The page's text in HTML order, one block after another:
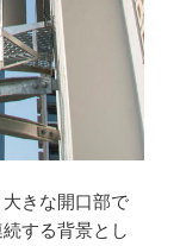
きな開口部で
する背景とし